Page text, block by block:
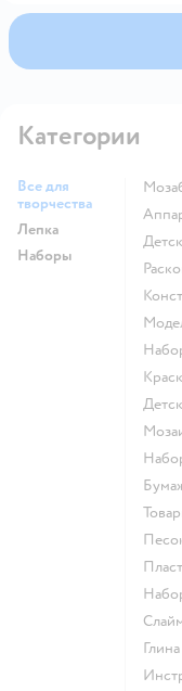
Категории
Все для
творчества
Лепка
Наборы